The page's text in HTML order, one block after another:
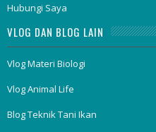
Hubungi Saya
VLOG DAN BLOG LAIN
Vlog Materi Biologi
Vlog Animal Life
Blog Teknik Tani Ikan